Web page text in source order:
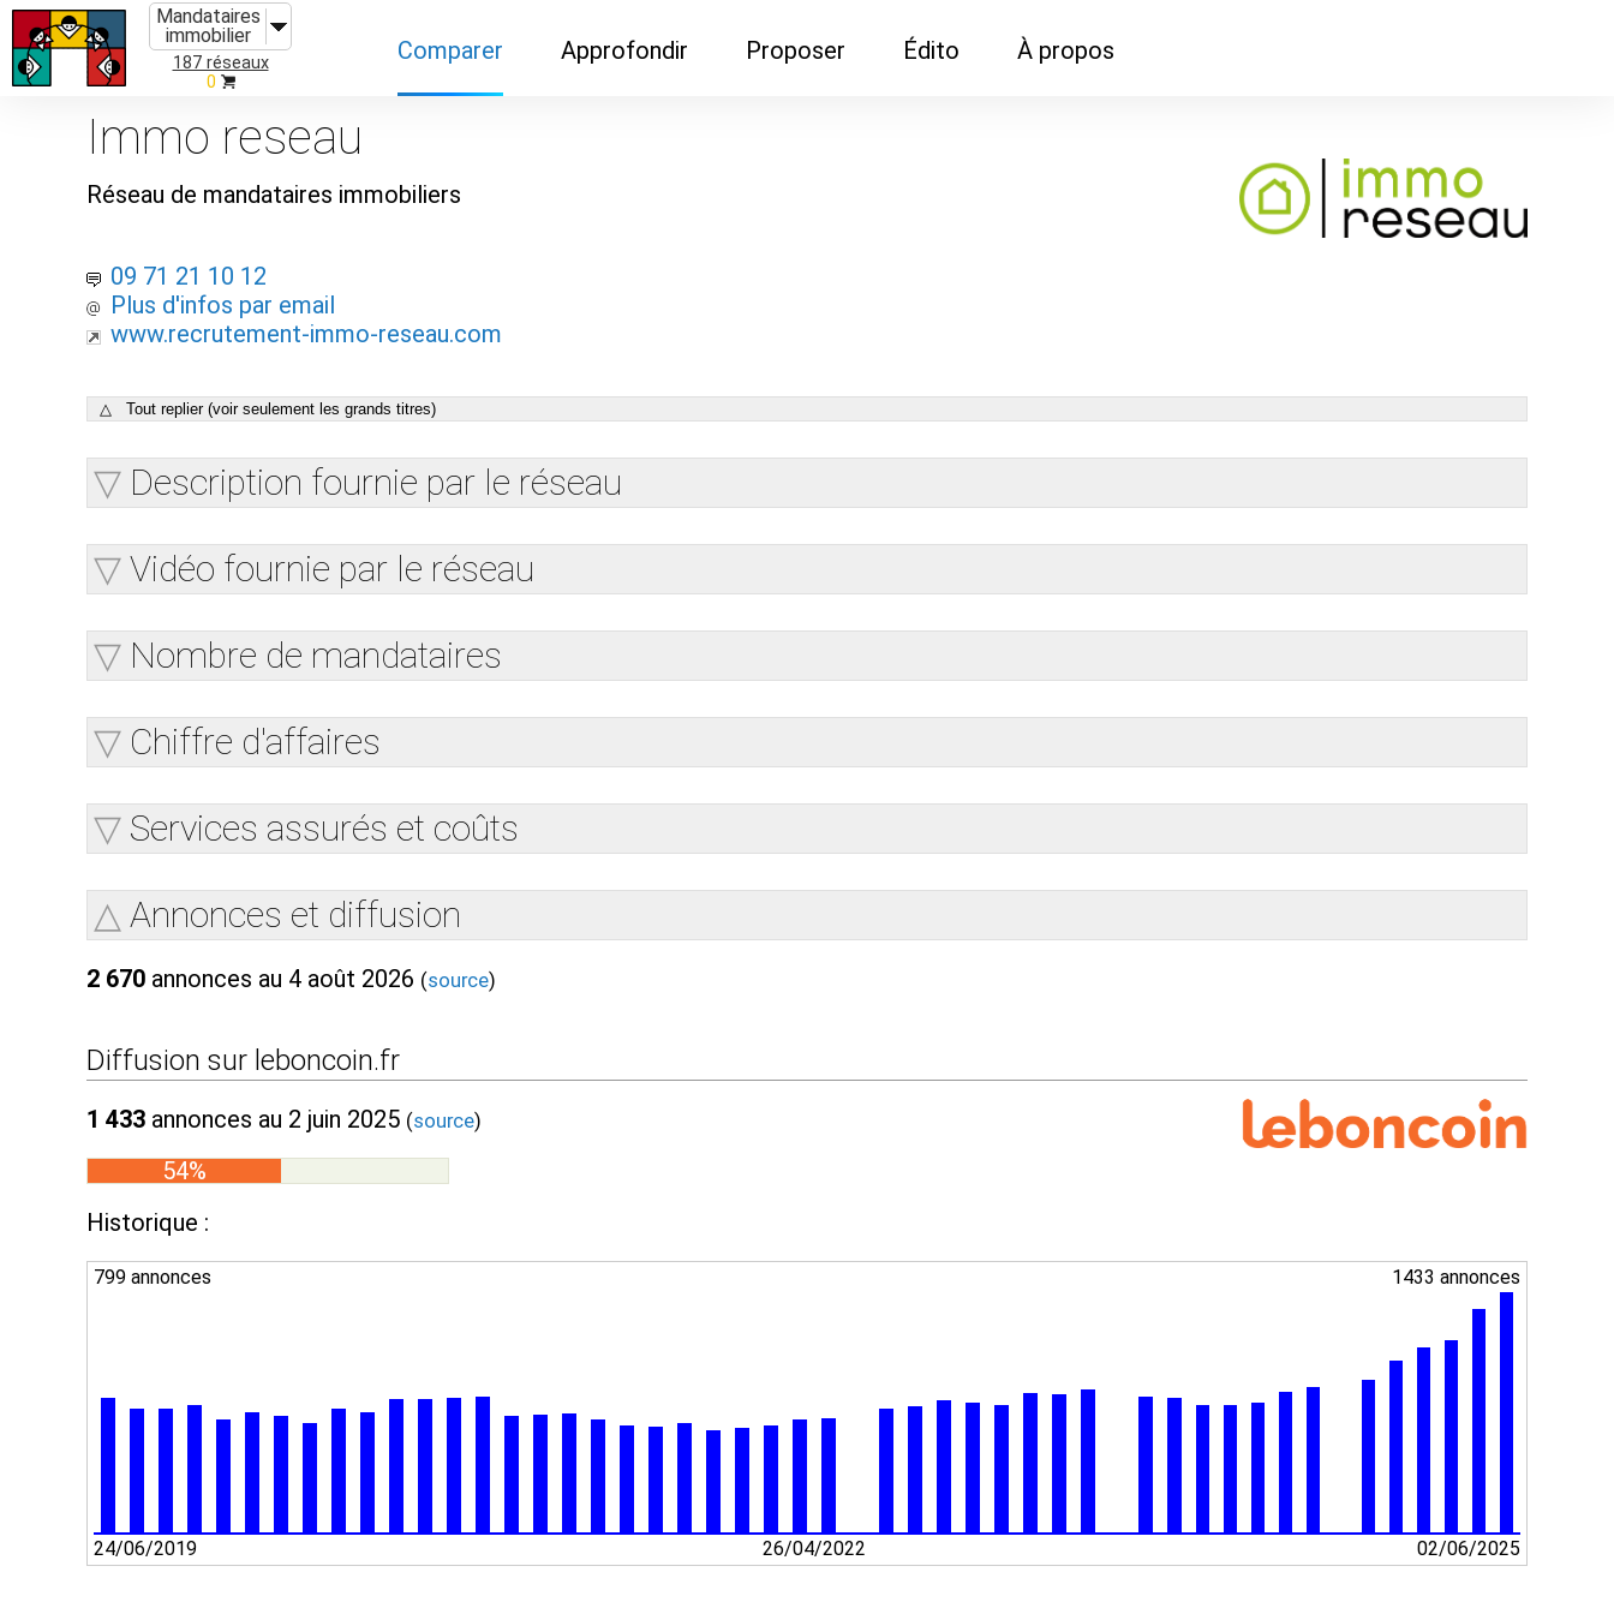
Mandataires
immobilier
187 réseaux
0
Comparer Approfondir Proposer Édito À propos
Immo reseau
Réseau de mandataires immobiliers
09 71 21 10 12
Plus d'infos par email
www.recrutement-immo-reseau.com
△ Tout replier (voir seulement les grands titres)
Description fournie par le réseau
Vidéo fournie par le réseau
Nombre de mandataires
Chiffre d'affaires
Services assurés et coûts
Annonces et diffusion
2 670 annonces au 4 août 2026 (source)
Diffusion sur leboncoin.fr
1 433 annonces au 2 juin 2025 (source)
54%
Historique :
799 annonces 1433 annonces
24/06/2019 26/04/2022 02/06/2025